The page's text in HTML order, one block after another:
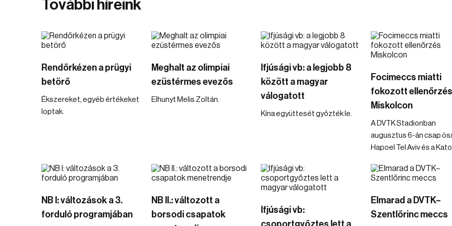
További híreink
Rendőrkézen a prügyi
betörő
Ékszereket, egyéb értékeket
loptak.
Meghalt az olimpiai
ezüstérmes evezős
Elhunyt Melis Zoltán.
Ifjúsági vb: a legjobb 8
között a magyar
válogatott
Kína együttesét győzték le.
Focimeccs miatti
fokozott ellenőrzés
Miskolcon
A DVTK Stadionban
augusztus 6-án csap
Hapoel Tel Aviv és a
NB I: változások a 3.
forduló programjában
NB II.: változott a
borsodi csapatok
Ifjúsági vb:
csoportgyőztes lett a
Elmarad a DVTK–
Szentlőrinc meccs